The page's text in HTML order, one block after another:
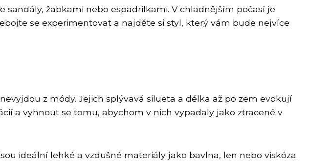
žabkami nebo espadrilkami. V chladnějším počasí je
se experimentovat a najděte si styl, který vám bude nejvíce
z módy. Jejich splývavá silueta a délka až po zem evokují
a vyhnout se tomu, abychom v nich vypadaly jako ztracené v
ideální lehké a vzdušné materiály jako bavlna, len nebo viskóza.